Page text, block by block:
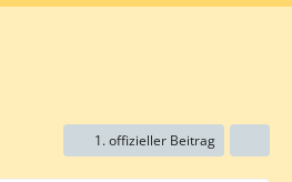
1. offizieller Beitrag